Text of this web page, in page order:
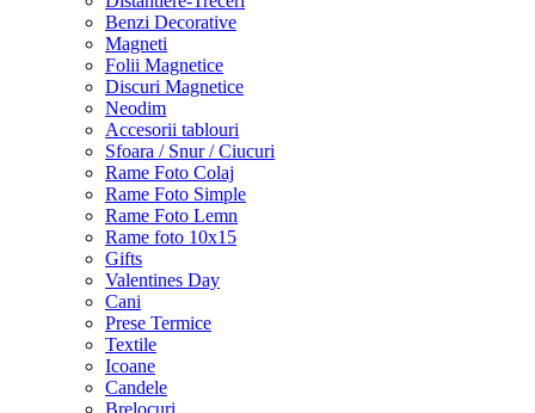
Benzi Decorative
Magneti
Folii Magnetice
Discuri Magnetice
Neodim
Accesorii tablouri
Sfoara / Snur / Ciucuri
Rame Foto Colaj
Rame Foto Simple
Rame Foto Lemn
Rame foto 10x15
Gifts
Valentines Day
Cani
Prese Termice
Textile
Icoane
Candele
Brelocuri